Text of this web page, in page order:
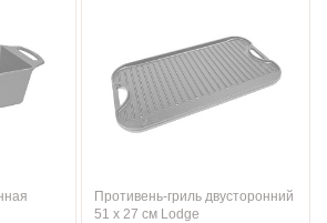
Противень-гриль двусторонний
51 х 27 см Lodge